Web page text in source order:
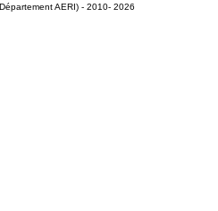
AERI) - 2010- 2026